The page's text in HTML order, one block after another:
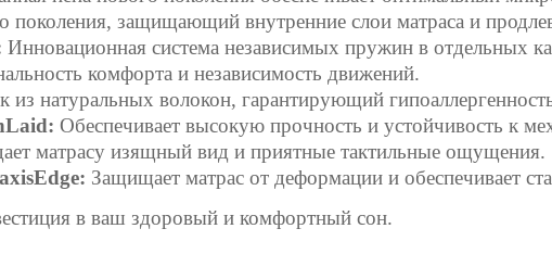
поколения, защищающий внутренние слои матраса и
Инновационная система независимых пружин в отдельных
комфорта и независимость движений.
из натуральных волокон, гарантирующий
Обеспечивает высокую прочность и устойчивость к
матрасу изящный вид и приятные тактильные ощущения.
Защищает матрас от деформации и обеспечивает
в ваш здоровый и комфортный сон.